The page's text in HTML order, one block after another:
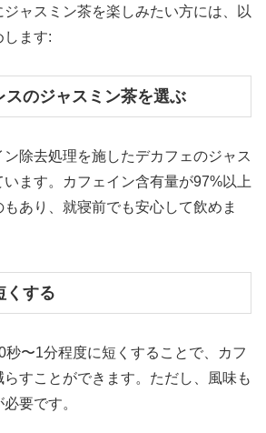
ャスミン茶を楽しみたい方には、以
します:
スのジャスミン茶を選ぶ
除去処理を施したデカフェのジャス
います。カフェイン含有量が97%以上
あり、就寝前でも安心して飲めま
くする
秒〜1分程度に短くすることで、カフ
らすことができます。ただし、風味も
要です。